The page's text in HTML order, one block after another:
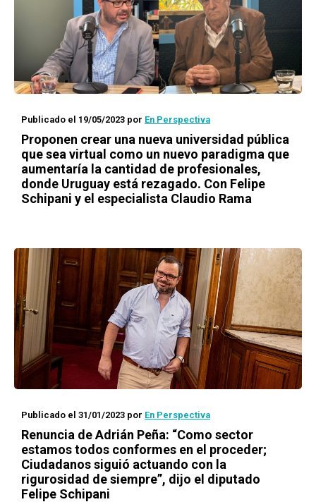
Publicado el 19/05/2023 por En Perspectiva
Proponen crear una nueva universidad pública
que sea virtual como un nuevo paradigma que
aumentaría la cantidad de profesionales,
donde Uruguay está rezagado. Con Felipe
Schipani y el especialista Claudio Rama
Publicado el 31/01/2023 por En Perspectiva
Renuncia de Adrián Peña: “Como sector
estamos todos conformes en el proceder;
Ciudadanos siguió actuando con la
rigurosidad de siempre”, dijo el diputado
Felipe Schipani